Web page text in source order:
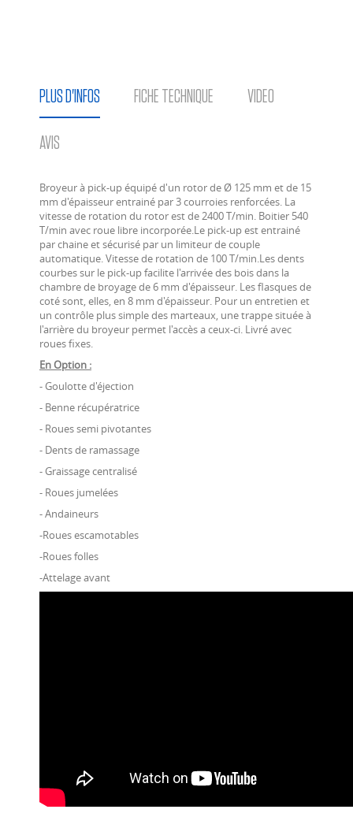
PLUS D'INFOS FICHE TECHNIQUE VIDEO
AVIS
Broyeur à pick-up équipé d'un rotor de Ø 125 mm et de 15
mm d'épaisseur entrainé par 3 courroies renforcées. La
vitesse de rotation du rotor est de 2400 T/min. Boitier 540
T/min avec roue libre incorporée.Le pick-up est entrainé
par chaine et sécurisé par un limiteur de couple
automatique. Vitesse de rotation de 100 T/min.Les dents
courbes sur le pick-up facilite l'arrivée des bois dans la
chambre de broyage de 6 mm d'épaisseur. Les flasques de
coté sont, elles, en 8 mm d'épaisseur. Pour un entretien et
un contrôle plus simple des marteaux, une trappe située à
l'arrière du broyeur permet l'accès a ceux-ci. Livré avec
roues fixes.
En Option :
- Goulotte d'éjection
- Benne récupératrice
- Roues semi pivotantes
- Dents de ramassage
- Graissage centralisé
- Roues jumelées
- Andaineurs
-Roues escamotables
-Roues folles
-Attelage avant